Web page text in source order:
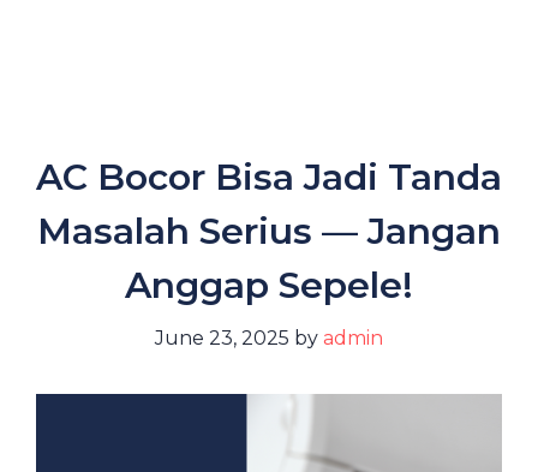
AC Bocor Bisa Jadi Tanda
Masalah Serius — Jangan
Anggap Sepele!
June 23, 2025 by admin